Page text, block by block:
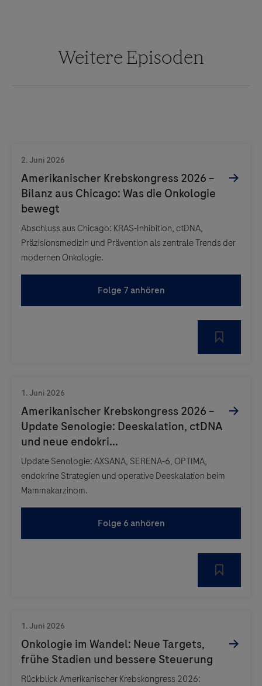
Weitere Episoden
Abschluss aus Chicago: KRAS-Inhibition, ctDNA,
Präzisionsmedizin und Prävention als zentrale Trends der
modernen Onkologie.
Folge 7 anhören
Update Senologie: AXSANA, SERENA-6, OPTIMA,
endokrine Strategien und operative Deeskalation beim
Mammakarzinom.
Folge 6 anhören
Rückblick Amerikanischer Krebskongress 2026: